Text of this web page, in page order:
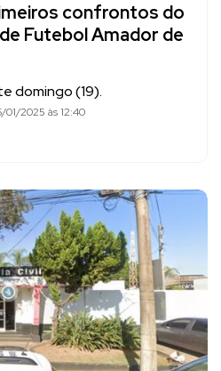
confrontos do
Futebol Amador de
domingo (19).
01/2025 às 12:40